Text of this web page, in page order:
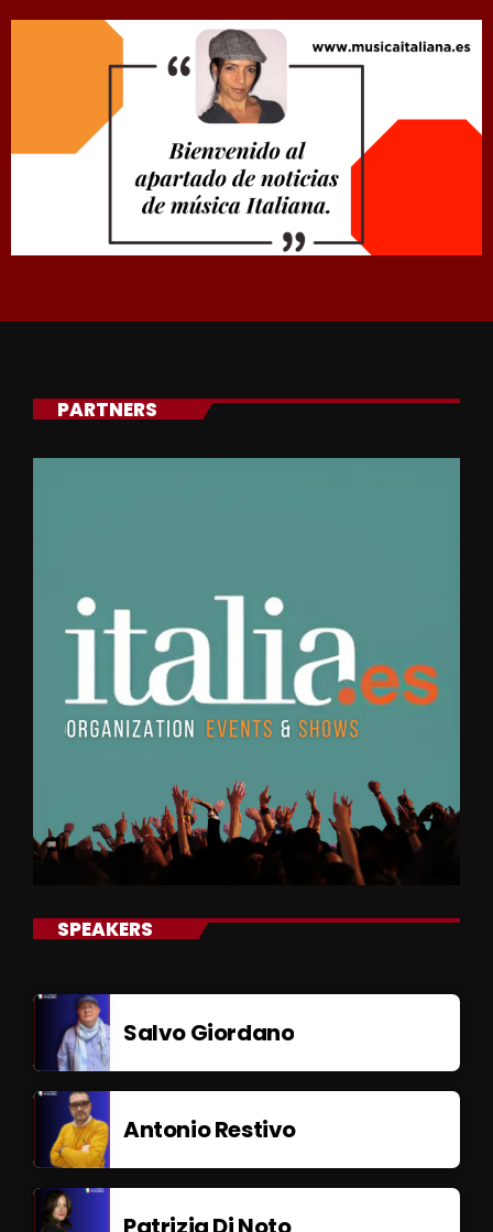
PARTNERS
SPEAKERS
Salvo Giordano
Antonio Restivo